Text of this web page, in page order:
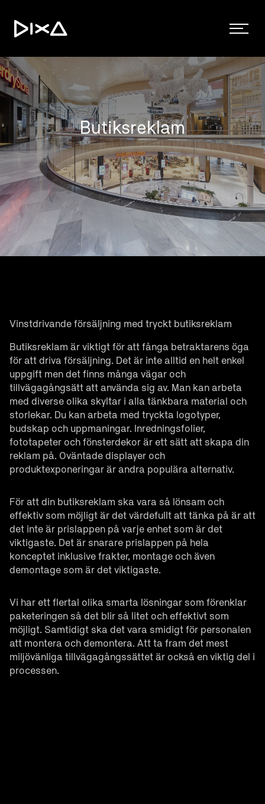
Butiksreklam
Vinstdrivande försäljning med tryckt butiksreklam
Butiksreklam är viktigt för att fånga betraktarens öga
för att driva försäljning. Det är inte alltid en helt enkel
uppgift men det finns många vägar och
tillvägagångsätt att använda sig av. Man kan arbeta
med diverse olika skyltar i alla tänkbara material och
storlekar. Du kan arbeta med tryckta logotyper,
budskap och uppmaningar. Inredningsfolier,
fototapeter och fönsterdekor är ett sätt att skapa din
reklam på. Oväntade displayer och
produktexponeringar är andra populära alternativ.
För att din butiksreklam ska vara så lönsam och
effektiv som möjligt är det värdefullt att tänka på är att
det inte är prislappen på varje enhet som är det
viktigaste. Det är snarare prislappen på hela
konceptet inklusive frakter, montage och även
demontage som är det viktigaste.
Vi har ett flertal olika smarta lösningar som förenklar
paketeringen så det blir så litet och effektivt som
möjligt. Samtidigt ska det vara smidigt för personalen
att montera och demontera. Att ta fram det mest
miljövänliga tillvägagångssättet är också en viktig del i
processen.